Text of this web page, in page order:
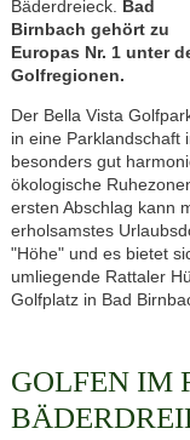
Bäderdreieck. Bad
Birnbach gehört zu
Europas Nr. 1 unter
Golfregionen.
Der Bella Vista
in eine Parklandschaft
besonders gut
ökologische
ersten Abschlag kann
erholsamstes
"Höhe" und es bietet
umliegende Rattaler
Golfplatz in Bad
GOLFEN IM